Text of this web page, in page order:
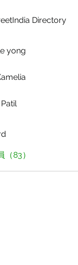
Directory
yong
83）